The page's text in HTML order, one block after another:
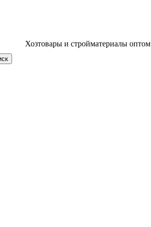
Хозтовары и стройматериалы оптом